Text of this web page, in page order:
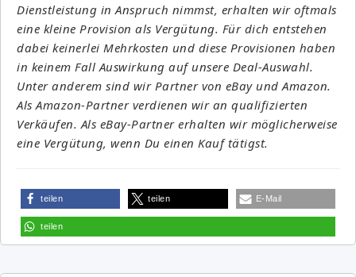
Dienstleistung in Anspruch nimmst, erhalten wir oftmals
eine kleine Provision als Vergütung. Für dich entstehen
dabei keinerlei Mehrkosten und diese Provisionen haben
in keinem Fall Auswirkung auf unsere Deal-Auswahl.
Unter anderem sind wir Partner von eBay und Amazon.
Als Amazon-Partner verdienen wir an qualifizierten
Verkäufen. Als eBay-Partner erhalten wir möglicherweise
eine Vergütung, wenn Du einen Kauf tätigst.
teilen teilen E-Mail
teilen